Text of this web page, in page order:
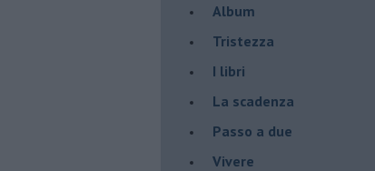
Album
Tristezza
I libri
La scadenza
Passo a due
Vivere